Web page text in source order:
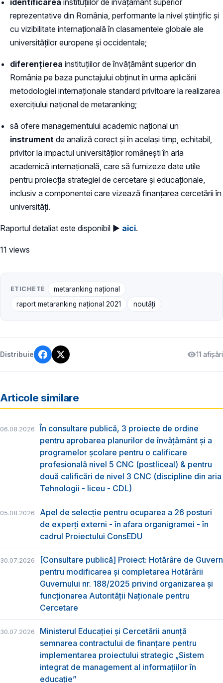
reprezentative din România, performante la nivel științific și
cu vizibilitate internațională în clasamentele globale ale
universităților europene și occidentale;
diferențierea instituțiilor de învățământ superior din
România pe baza punctajului obținut în urma aplicării
metodologiei internaționale standard privitoare la realizarea
exercițiului național de metaranking;
să ofere managementului academic național un
instrument de analiză corect și în același timp, echitabil,
privitor la impactul universităților românești în aria
academică internațională, care să furnizeze date utile
pentru proiecția strategiei de cercetare și educaționale,
inclusiv a componentei care vizează finanțarea cercetării în
universități.
Raportul detaliat este disponibil ► aici.
11 views
ETICHETE
metaranking național
raport metaranking național 2021
noutăți
Distribuie 11 afișări
Articole similare
06.08.2026
În consultare publică, 3 proiecte de ordine
pentru aprobarea planurilor de învățământ și a
programelor școlare pentru o calificare
profesională nivel 5 CNC (postliceal) & pentru
două calificări de nivel 3 CNC (discipline din aria
Tehnologii - liceu - CDL)
05.08.2026
Apel de selecție pentru ocuparea a 26 posturi
de experți externi - în afara organigramei - în
cadrul Proiectului ConsEDU
30.07.2026
[Consultare publică] Proiect: Hotărâre de Guvern
pentru modificarea și completarea Hotărârii
Guvernului nr. 188/2025 privind organizarea şi
funcţionarea Autorităţii Naţionale pentru
Cercetare
30.07.2026
Ministerul Educației și Cercetării anunță
semnarea contractului de finanțare pentru
implementarea proiectului strategic „Sistem
integrat de management al informațiilor în
educație”